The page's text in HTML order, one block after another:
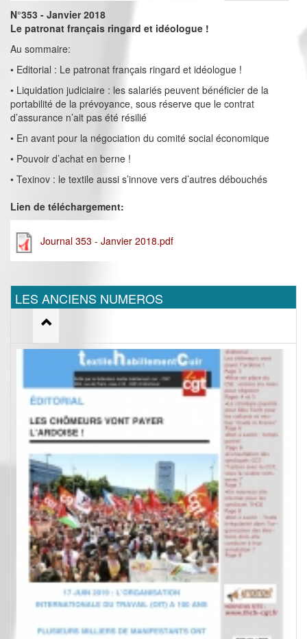
N°353 - Janvier 2018
Le patronat français ringard et idéologue !
Au sommaire:
• Editorial : Le patronat français ringard et idéologue !
• Liquidation judiciaire : les salariés peuvent bénéficier de la
portabilité de la prévoyance, sous réserve que le contrat
d’assurance n’ait pas été résilié
• En avant pour la négociation du comité social économique
• Pouvoir d’achat en berne !
• Texinov : le textile aussi s’innove vers d’autres débouchés
Lien de téléchargement:
Journal 353 - Janvier 2018.pdf
LES ANCIENS NUMEROS